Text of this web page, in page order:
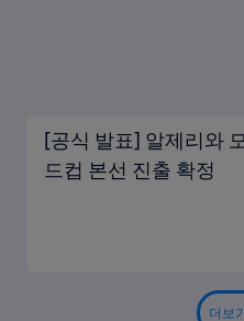
[공식 발표] 알제리와
드컵 본선 진출 확정
더보